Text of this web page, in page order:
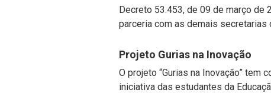
Decreto 53.453, de 09 de março de
parceria com as demais secretarias
Projeto Gurias na Inovação
O projeto “Gurias na Inovação” tem
iniciativa das estudantes da